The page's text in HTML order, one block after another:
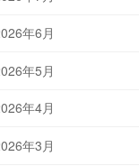
年6月
年5月
年4月
年3月